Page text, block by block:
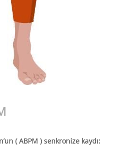
( ABPM ) senkronize kaydı: